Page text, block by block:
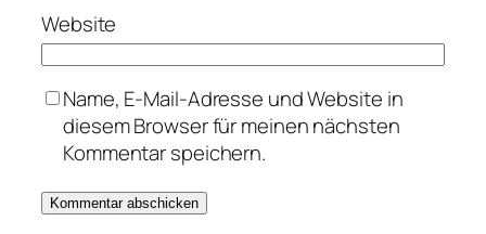
Website
Name, E-Mail-Adresse und Website in
diesem Browser für meinen nächsten
Kommentar speichern.